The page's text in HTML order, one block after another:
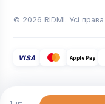
© 2026 RIDMI. Усі права
VISA Apple Pay